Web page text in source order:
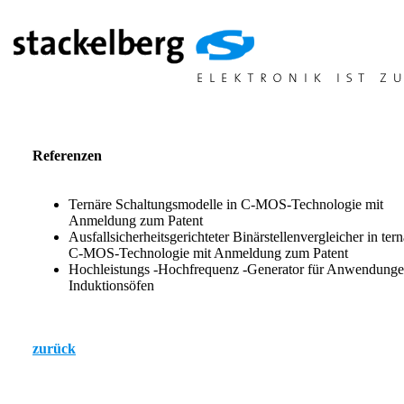
Referenzen
Ternäre Schaltungsmodelle in C-MOS-Technologie mit
Anmeldung zum Patent
Ausfallsicherheitsgerichteter Binärstellenvergleicher in
C-MOS-Technologie mit Anmeldung zum Patent
Hochleistungs -Hochfrequenz -Generator für
Induktionsöfen
zurück